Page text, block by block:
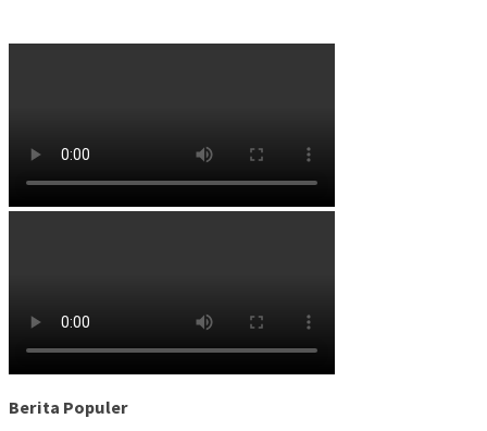
Berita Populer